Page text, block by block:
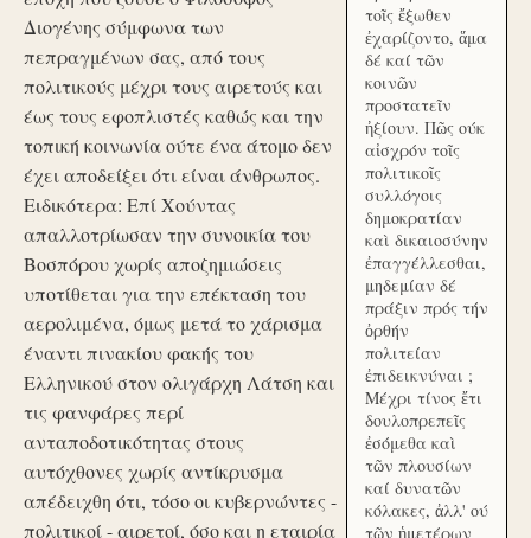
Διογένης σύμφωνα των
πεπραγμένων σας, από τους
πολιτικούς μέχρι τους αιρετούς και
έως τους εφοπλιστές καθώς και την
τοπική κοινωνία ούτε ένα άτομο δεν
έχει αποδείξει ότι είναι άνθρωπος.
Ειδικότερα: Επί Χούντας
απαλλοτρίωσαν την συνοικία του
Βοσπόρου χωρίς αποζημιώσεις
υποτίθεται για την επέκταση του
αερολιμένα, όμως μετά το χάρισμα
έναντι πινακίου φακής του
Ελληνικού στον ολιγάρχη Λάτση και
τις φανφάρες περί
ανταποδοτικότητας στους
αυτόχθονες χωρίς αντίκρυσμα
απέδειχθη ότι, τόσο οι κυβερνώντες -
πολιτικοί - αιρετοί, όσο και η εταιρία
τοῖς ἔξωθεν
ἐχαρίζοντο, ἅμα
δέ καί τῶν
κοινῶν
προστατεῖν
ἠξίουν. Πῶς ούκ
αἰσχρόν τοῖς
πολιτικοῖς
συλλόγοις
δημοκρατίαν
καὶ δικαιοσύνην
ἐπαγγέλλεσθαι,
μηδεμίαν δέ
πράξιν πρός τήν
ὀρθήν
πολιτείαν
ἐπιδεικνύναι ;
Μέχρι τίνος ἔτι
δουλοπρεπεῖς
ἐσόμεθα καὶ
τῶν πλουσίων
καί δυνατῶν
κόλακες, ἀλλ' ού
τῶν ἡμετέρων